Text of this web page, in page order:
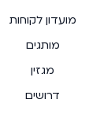
מועדון לקוחות
מותגים
מגזין
דרושים